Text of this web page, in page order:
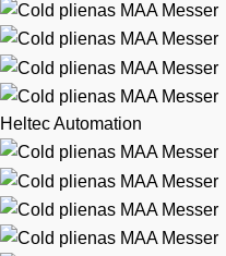
Heltec Automation